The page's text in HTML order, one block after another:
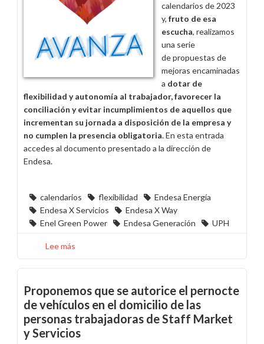
calendarios de 2023
y, fruto de esa
escucha, realizamos
una serie
de propuestas de
mejoras encaminadas
a dotar de
flexibilidad y autonomía al trabajador, favorecer la
conciliación y evitar incumplimientos de aquellos que
incrementan su jornada a disposición de la empresa y
no cumplen la presencia obligatoria. En esta entrada
accedes al documento presentado a la dirección de
Endesa.
calendarios flexibilidad
Endesa Energía
Endesa X Servicios
Endesa X Way
Enel Green Power
Endesa Generación UPH
Lee más
los
calendarios
de
2023
Proponemos que se autorice el pernocte
de vehículos en el domicilio de las
personas trabajadoras de Staff Market
y Servicios